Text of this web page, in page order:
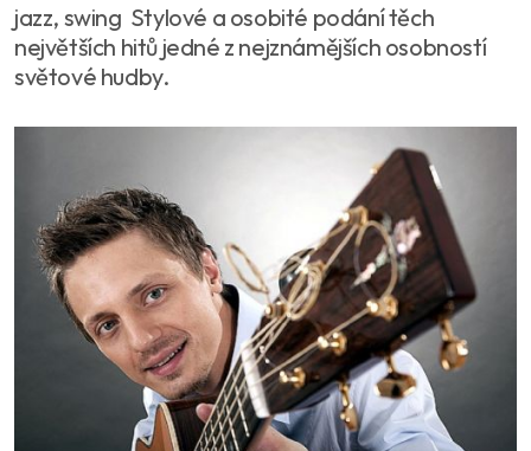
jazz, swing Stylové a osobité podání těch
největších hitů jedné z nejznámějších osobností
světové hudby.